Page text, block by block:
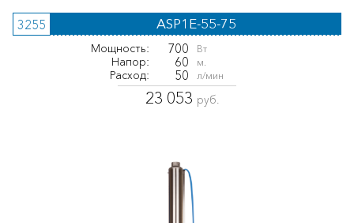
3255 ASP1E-55-75
Мощность: 700 Вт
Напор: 60 м.
Расход: 50 л/мин
23 053 руб.